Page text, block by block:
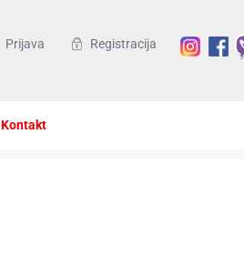
Prijava Registracija
Kontakt